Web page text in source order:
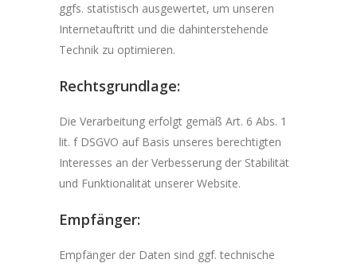
ggfs. statistisch ausgewertet, um unseren
Internetauftritt und die dahinterstehende
Technik zu optimieren.
Rechtsgrundlage:
Die Verarbeitung erfolgt gemäß Art. 6 Abs. 1
lit. f DSGVO auf Basis unseres berechtigten
Interesses an der Verbesserung der Stabilität
und Funktionalität unserer Website.
Empfänger:
Empfänger der Daten sind ggf. technische